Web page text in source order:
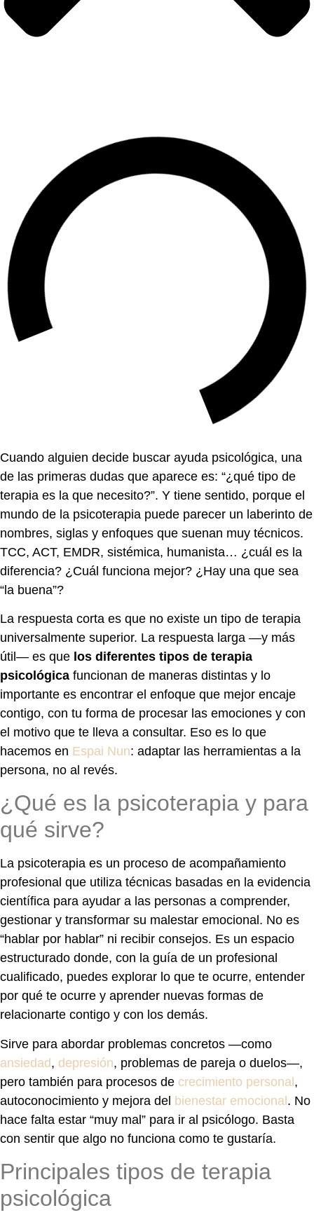
Cuando alguien decide buscar ayuda psicológica, una
de las primeras dudas que aparece es: “¿qué tipo de
terapia es la que necesito?”. Y tiene sentido, porque el
mundo de la psicoterapia puede parecer un laberinto de
nombres, siglas y enfoques que suenan muy técnicos.
TCC, ACT, EMDR, sistémica, humanista… ¿cuál es la
diferencia? ¿Cuál funciona mejor? ¿Hay una que sea
“la buena”?
La respuesta corta es que no existe un tipo de terapia
universalmente superior. La respuesta larga —y más
útil— es que los diferentes tipos de terapia
psicológica funcionan de maneras distintas y lo
importante es encontrar el enfoque que mejor encaje
contigo, con tu forma de procesar las emociones y con
el motivo que te lleva a consultar. Eso es lo que
hacemos en Espai Nun: adaptar las herramientas a la
persona, no al revés.
¿Qué es la psicoterapia y para
qué sirve?
La psicoterapia es un proceso de acompañamiento
profesional que utiliza técnicas basadas en la evidencia
científica para ayudar a las personas a comprender,
gestionar y transformar su malestar emocional. No es
“hablar por hablar” ni recibir consejos. Es un espacio
estructurado donde, con la guía de un profesional
cualificado, puedes explorar lo que te ocurre, entender
por qué te ocurre y aprender nuevas formas de
relacionarte contigo y con los demás.
Sirve para abordar problemas concretos —como
ansiedad, depresión, problemas de pareja o duelos—,
pero también para procesos de crecimiento personal,
autoconocimiento y mejora del bienestar emocional. No
hace falta estar “muy mal” para ir al psicólogo. Basta
con sentir que algo no funciona como te gustaría.
Principales tipos de terapia
psicológica